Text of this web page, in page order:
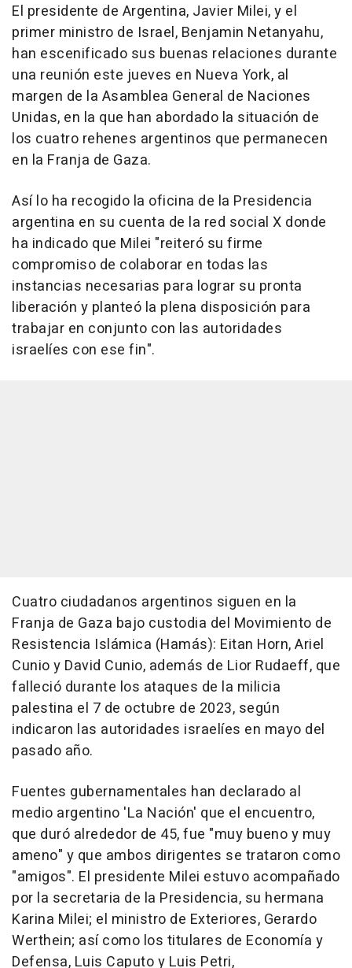
El presidente de Argentina, Javier Milei, y el
primer ministro de Israel, Benjamin Netanyahu,
han escenificado sus buenas relaciones durante
una reunión este jueves en Nueva York, al
margen de la Asamblea General de Naciones
Unidas, en la que han abordado la situación de
los cuatro rehenes argentinos que permanecen
en la Franja de Gaza.
Así lo ha recogido la oficina de la Presidencia
argentina en su cuenta de la red social X donde
ha indicado que Milei "reiteró su firme
compromiso de colaborar en todas las
instancias necesarias para lograr su pronta
liberación y planteó la plena disposición para
trabajar en conjunto con las autoridades
israelíes con ese fin".
Cuatro ciudadanos argentinos siguen en la
Franja de Gaza bajo custodia del Movimiento de
Resistencia Islámica (Hamás): Eitan Horn, Ariel
Cunio y David Cunio, además de Lior Rudaeff, que
falleció durante los ataques de la milicia
palestina el 7 de octubre de 2023, según
indicaron las autoridades israelíes en mayo del
pasado año.
Fuentes gubernamentales han declarado al
medio argentino 'La Nación' que el encuentro,
que duró alrededor de 45, fue "muy bueno y muy
ameno" y que ambos dirigentes se trataron como
"amigos". El presidente Milei estuvo acompañado
por la secretaria de la Presidencia, su hermana
Karina Milei; el ministro de Exteriores, Gerardo
Werthein; así como los titulares de Economía y
Defensa, Luis Caputo y Luis Petri,